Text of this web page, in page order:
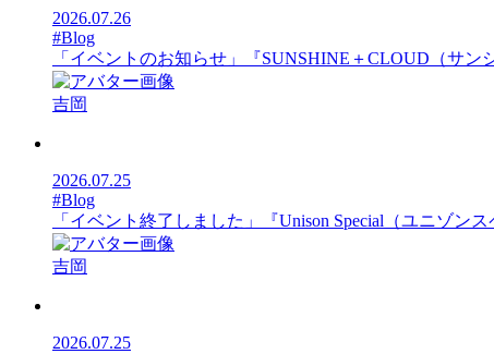
2026.07.26
#Blog
「イベントのお知らせ」『SUNSHINE＋CLOUD（サン
吉岡
2026.07.25
#Blog
「イベント終了しました」『Unison Special（ユニゾンス
吉岡
2026.07.25